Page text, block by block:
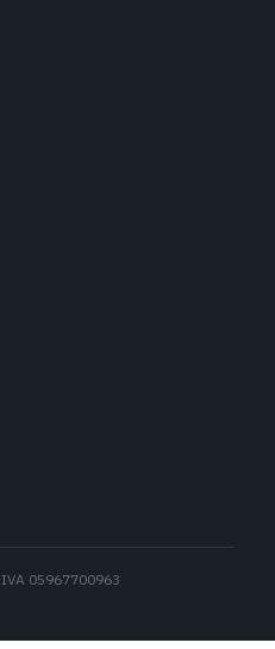
05967700963